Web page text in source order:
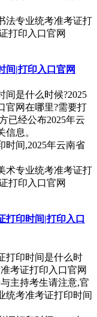
法专业统考准考证打
打印入口官网
间|打印入口官网
间是什么时候?2025
官网在哪里?需要打
已经公布2025年云
息。
术专业统考准考证打
打印入口官网
打印时间|打印入口
打印时间是什么时
考证打印入口官网
主持考生请注意,官
统考准考证打印时间